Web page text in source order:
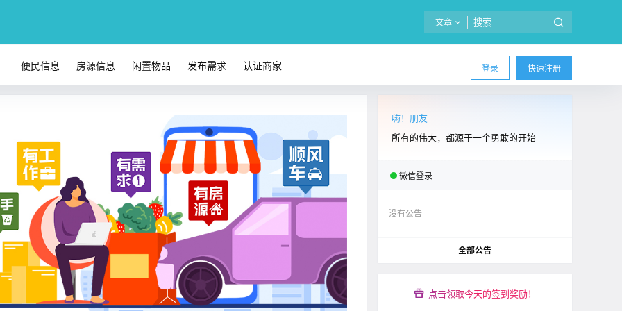
文章
登录 快速注册
便民信息 房源信息 闲置物品 发布需求 认证商家
嗨！朋友
所有的伟大，都源于一个勇敢的开始
微信登录
没有公告
全部公告
点击领取今天的签到奖励！